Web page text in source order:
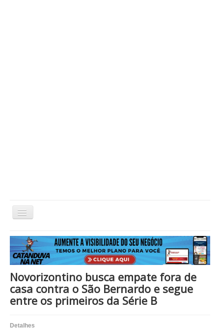
Alternar
Home Cidade Cultura Economia Educação
Esportes Eventos Filmes em Cartaz Região
Política Saúde Tecnologia Cinema / Série / TV
Nacional / Mundo Vida / Estilo Artigo / Coluna
Novorizontino busca empate fora de
casa contra o São Bernardo e segue
entre os primeiros da Série B
Detalhes